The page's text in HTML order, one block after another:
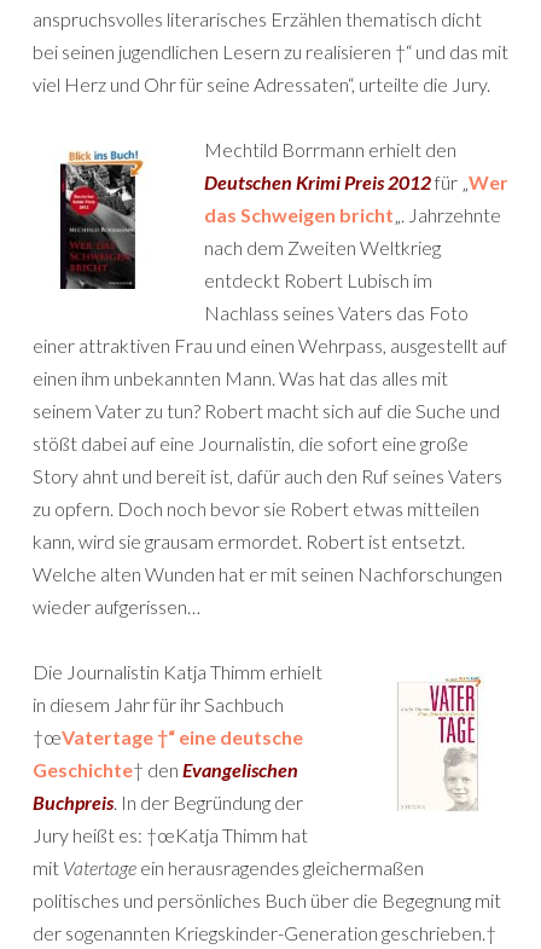
anspruchsvolles literarisches Erzählen thematisch dicht
bei seinen jugendlichen Lesern zu realisieren †“ und das mit
viel Herz und Ohr für seine Adressaten“, urteilte die Jury.
Mechtild Borrmann erhielt den
Deutschen Krimi Preis 2012für „Wer
das Schweigen bricht„. Jahrzehnte
nach dem Zweiten Weltkrieg
entdeckt Robert Lubisch im
Nachlass seines Vaters das Foto
einer attraktiven Frau und einen Wehrpass, ausgestellt auf
einen ihm unbekannten Mann. Was hat das alles mit
seinem Vater zu tun? Robert macht sich auf die Suche und
stößt dabei auf eine Journalistin, die sofort eine große
Story ahnt und bereit ist, dafür auch den Ruf seines Vaters
zu opfern. Doch noch bevor sie Robert etwas mitteilen
kann, wird sie grausam ermordet. Robert ist entsetzt.
Welche alten Wunden hat er mit seinen Nachforschungen
wieder aufgerissen…
Die Journalistin Katja Thimm erhielt
in diesem Jahr für ihr Sachbuch
†œVatertage †“ eine deutsche
Geschichte† den Evangelischen
Buchpreis. In der Begründung der
Jury heißt es: †œKatja Thimm hat
mit Vatertage ein herausragendes gleichermaßen
politisches und persönliches Buch über die Begegnung mit
der sogenannten Kriegskinder-Generation geschrieben.†